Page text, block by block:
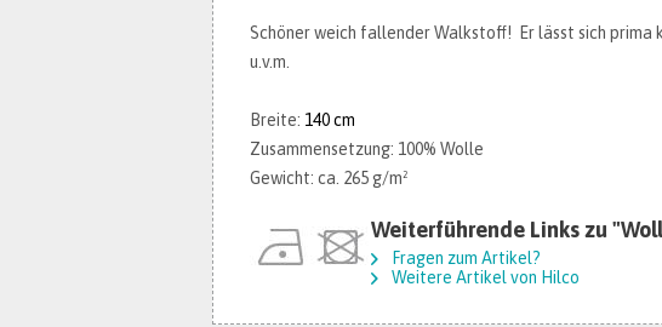
Schöner weich fallender Walkstoff! Er lässt sich prima
u.v.m.
Breite: 140 cm
Zusammensetzung: 100% Wolle
Gewicht: ca. 265 g/m²
Weiterführende Links zu
Fragen zum Artikel?
Weitere Artikel von Hilco